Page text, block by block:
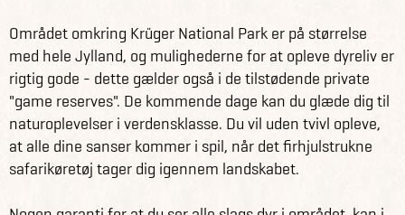
Området omkring Krüger National Park er på størrelse
med hele Jylland, og mulighederne for at opleve dyreliv er
rigtig gode - dette gælder også i de tilstødende private
"game reserves". De kommende dage kan du glæde dig til
naturoplevelser i verdensklasse. Du vil uden tvivl opleve,
at alle dine sanser kommer i spil, når det firhjulstrukne
safarikøretøj tager dig igennem landskabet.